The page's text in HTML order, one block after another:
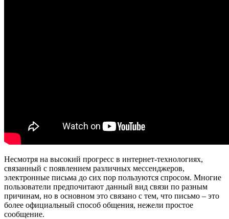
Несмотря на высокий прогресс в интернет-технологиях,
связанный с появлением различных мессенджеров,
электронные письма до сих пор пользуются спросом. Многие
пользователи предпочитают данный вид связи по разным
причинам, но в основном это связано с тем, что письмо – это
более официальный способ общения, нежели простое
сообщение.